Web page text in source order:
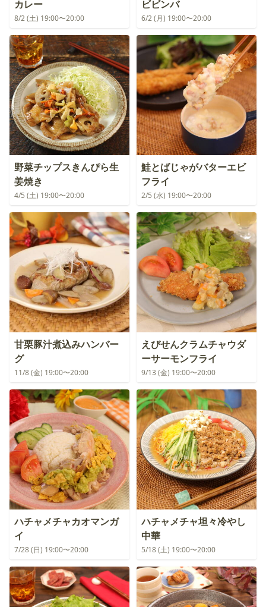
カレー
8/2 (土) 19:00〜20:00
ビビンバ
6/2 (月) 19:00〜20:00
野菜チップスきんぴら生
姜焼き
4/5 (土) 19:00〜20:00
鮭とばじゃがバターエビ
フライ
2/5 (水) 19:00〜20:00
甘栗豚汁煮込みハンバー
グ
11/8 (金) 19:00〜20:00
えびせんクラムチャウダ
ーサーモンフライ
9/13 (金) 19:00〜20:00
ハチャメチャカオマンガ
イ
7/28 (日) 19:00〜20:00
ハチャメチャ坦々冷やし
中華
5/18 (土) 19:00〜20:00